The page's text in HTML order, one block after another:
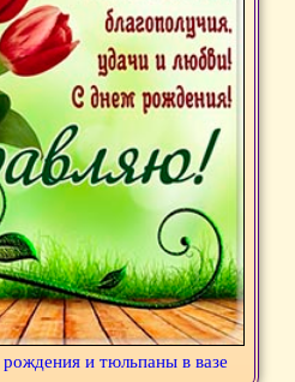
и тюльпаны в вазе